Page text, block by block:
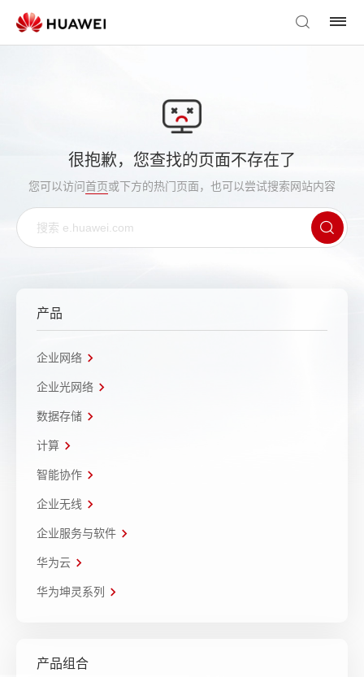
很抱歉，您查找的页面不存在了
您可以访问首页或下方的热门页面，也可以尝试搜索网站内容
产品
企业网络
企业光网络
数据存储
计算
智能协作
企业无线
企业服务与软件
华为云
华为坤灵系列
产品组合